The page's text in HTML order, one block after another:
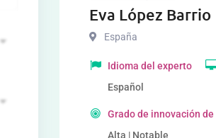
Eva López Barrio
España
Idioma del experto
Español
Grado de innovación
Alta | Notable